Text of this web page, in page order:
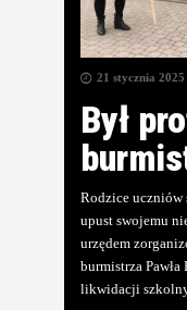
21 stycznia 2025
Był
Rodzice uczniów
upust swojemu
urzędem
burmistrza
likwidacji